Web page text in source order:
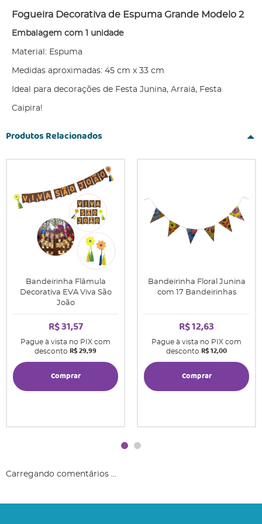
Fogueira Decorativa de Espuma Grande Modelo 2
Embalagem com 1 unidade
Material: Espuma
Medidas aproximadas: 45 cm x 33 cm
Ideal para decorações de Festa Junina, Arraiá, Festa
Caipira!
Produtos Relacionados
Bandeirinha Flâmula
Decorativa EVA Viva São
João
R$ 31,57
Pague à vista no PIX com
desconto R$ 29,99
Comprar
Bandeirinha Floral Junina
com 17 Bandeirinhas
R$ 12,63
Pague à vista no PIX com
desconto R$ 12,00
Comprar
Carregando comentários ...